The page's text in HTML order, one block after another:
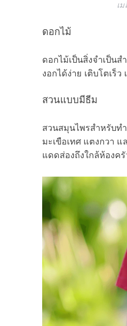
เ
ดอกไม้
ดอกไม้เป็นสิ่งจำเป็น
งอกได้ง่าย เติบโตเร็
สวนแบบมีธีม
สวนสมุนไพรสำหรับท
มะเขือเทศ แตงกวา
แดดส่องถึงใกล้ห้องครั